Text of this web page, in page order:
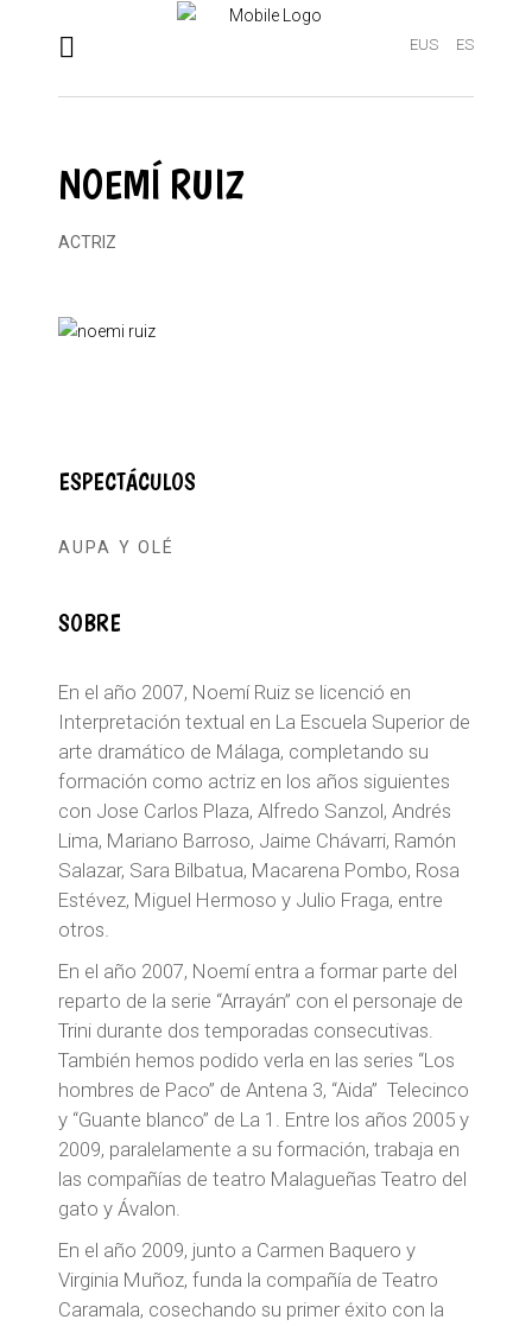
EUS ES
NOEMÍ RUIZ
ACTRIZ
ESPECTÁCULOS
AUPA Y OLÉ
SOBRE
En el año 2007, Noemí Ruiz se licenció en
Interpretación textual en La Escuela Superior de
arte dramático de Málaga, completando su
formación como actriz en los años siguientes
con Jose Carlos Plaza, Alfredo Sanzol, Andrés
Lima, Mariano Barroso, Jaime Chávarri, Ramón
Salazar, Sara Bilbatua, Macarena Pombo, Rosa
Estévez, Miguel Hermoso y Julio Fraga, entre
otros.
En el año 2007, Noemí entra a formar parte del
reparto de la serie “Arrayán” con el personaje de
Trini durante dos temporadas consecutivas.
También hemos podido verla en las series “Los
hombres de Paco” de Antena 3, “Aida” Telecinco
y “Guante blanco” de La 1. Entre los años 2005 y
2009, paralelamente a su formación, trabaja en
las compañías de teatro Malagueñas Teatro del
gato y Ávalon.
En el año 2009, junto a Carmen Baquero y
Virginia Muñoz, funda la compañía de Teatro
Caramala, cosechando su primer éxito con la